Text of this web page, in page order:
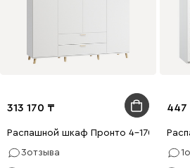
313 170
Распашной шкаф Пронто 4-170x210
3отзыва
447
1